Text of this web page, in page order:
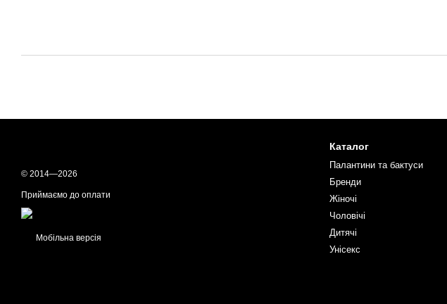
© 2014—2026
Приймаємо до оплати
Мобільна версія
Каталог
Палантини та бактуси
Бренди
Жіночі
Чоловічі
Дитячі
Унісекс